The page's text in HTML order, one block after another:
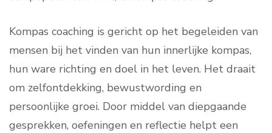
Kompas coaching is gericht op het begeleiden van
mensen bij het vinden van hun innerlijke kompas,
hun ware richting en doel in het leven. Het draait
om zelfontdekking, bewustwording en
persoonlijke groei. Door middel van diepgaande
gesprekken, oefeningen en reflectie helpt een